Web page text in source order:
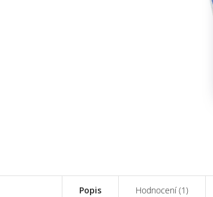
Popis Hodnocení (1)